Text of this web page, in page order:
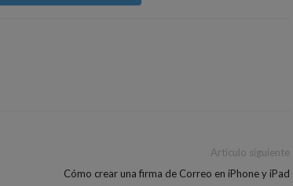
Artículo siguiente
Cómo crear una firma de Correo en iPhone y iPad